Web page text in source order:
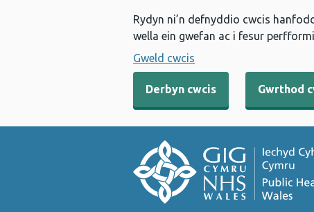
Rydyn ni’n defnyddio cwcis
wella ein gwefan ac i fesur
Gweld cwcis
Derbyn cwcis Gwrthod